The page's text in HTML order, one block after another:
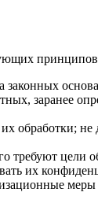
законных
заранее
обработки;
требуют цели
их